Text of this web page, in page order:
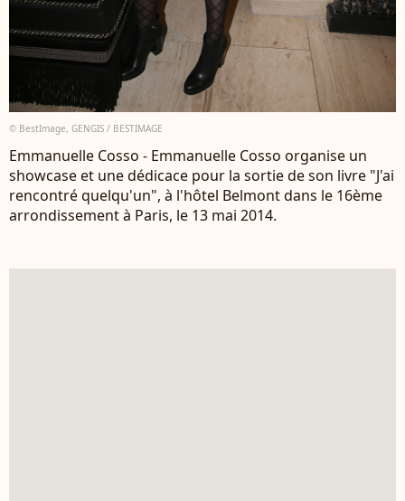
© BestImage, GENGIS / BESTIMAGE
Emmanuelle Cosso - Emmanuelle Cosso organise un
showcase et une dédicace pour la sortie de son livre "J'ai
rencontré quelqu'un", à l'hôtel Belmont dans le 16ème
arrondissement à Paris, le 13 mai 2014.